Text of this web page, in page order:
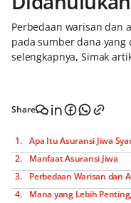
Perbedaan warisan dan
pada sumber dana
selengkapnya, Simak
Share
Apa Itu Asuransi Jiwa
Manfaat Asuransi Jiwa
Perbedaan Warisan dan
Mana yang Lebih